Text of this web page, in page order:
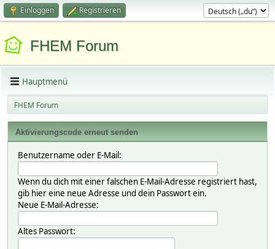
Einloggen Registrieren
FHEM Forum
Hauptmenü
FHEM Forum
Aktivierungscode erneut senden
Benutzername oder E-Mail:
Wenn du dich mit einer falschen E-Mail-Adresse registriert hast,
gib hier eine neue Adresse und dein Passwort ein.
Neue E-Mail-Adresse:
Altes Passwort: